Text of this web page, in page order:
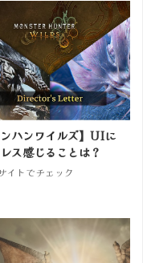
ンハンワイルズ】UIに
ス感じることは？
イトでチェック